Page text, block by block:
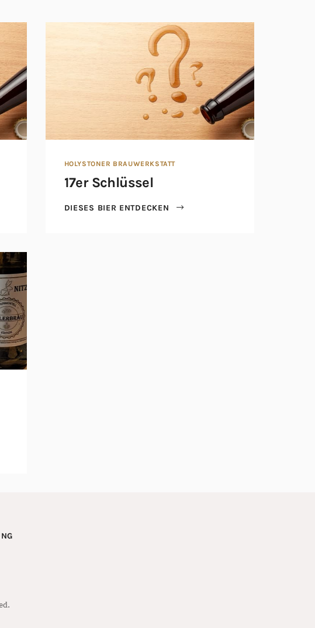
HOLYSTONER BRAUWERKSTATT
17er Schlüssel
DIESES BIER ENTDECKEN